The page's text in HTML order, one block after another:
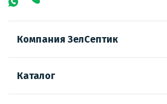
Компания ЗелСептик
Каталог